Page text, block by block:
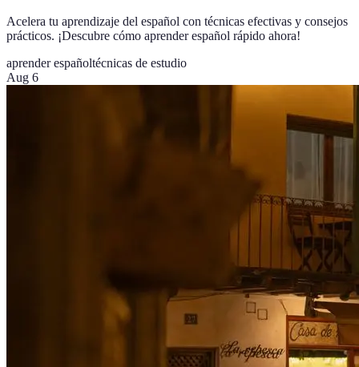
Acelera tu aprendizaje del español con técnicas efectivas y consejos
prácticos. ¡Descubre cómo aprender español rápido ahora!
aprender españoltécnicas de estudio
Aug 6